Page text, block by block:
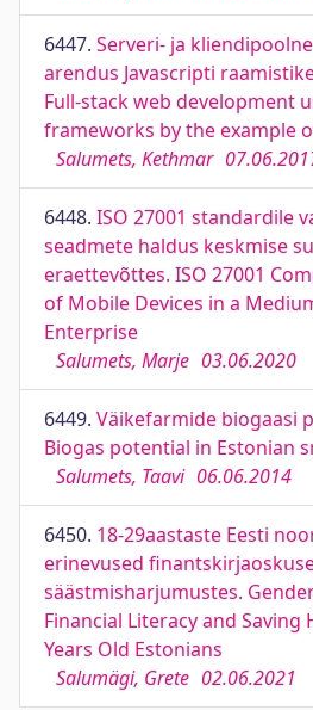
6447. Serveri- ja
arendus Javascripti
Full-stack web development
frameworks by the example
Salumets, Kethmar
6448. ISO 27001 standardile
seadmete haldus keskmise
eraettevõttes. ISO 27001
of Mobile Devices in a
Enterprise
Salumets, Marje 03.06.2020
6449. Väikefarmide biogaasi
Biogas potential in Estonian
Salumets, Taavi 06.06.2014
6450. 18-29aastaste Eesti
erinevused
säästmisharjumustes.
Financial Literacy and Saving
Years Old Estonians
Salumägi, Grete 02.06.2021